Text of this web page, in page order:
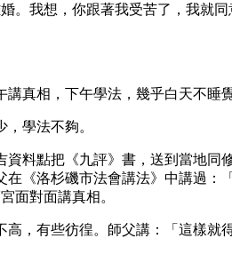
。我想，你跟著我受苦了，我就
真相，下午學法，幾乎白天不睡
學法不夠。
料點把《九評》書，送到當地
《洛杉磯市法會講法》中講過
面對面講真相。
，有些彷徨。師父講：「這樣